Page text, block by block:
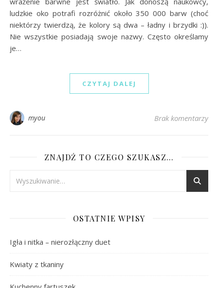
ludzkie oko potrafi rozróżnić około 350 000 barw (choć
niektórzy twierdzą, że kolory są dwa – ładny i brzydki :)).
Nie wszystkie posiadają swoje nazwy. Często określamy
je…
CZYTAJ DALEJ
myou Brak komentarzy
ZNAJDŹ TO CZEGO SZUKASZ…
OSTATNIE WPISY
Igła i nitka – nierozłączny duet
Kwiaty z tkaniny